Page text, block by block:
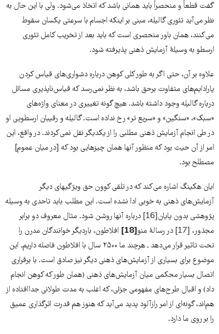
گفت قطعاً و منحصراً باید همانی باشد که اتخاذ می‌شود. ولی با این حال به
نظر می‌‌‌آید تئوری گالیله، مبنی بر اینکه اجسام با سرعتی یکسان سقوط
می‌‌‌کنند، همان باور منحصری است که باید بعد از تخریب کامل تئوری
ارسطو به وسیلۀ آزمایش ذهنی پذیرفته شود.
علاوه بر آن، حتی اگر به طور کلی کوهن درباره دشواری‌‌‌های قیاس کردن
پارادایم‌‌‌های متفاوت برحق باشد، به نظر نمی‌‌‌رسد که قیاس‌‌‌ناپذیری مسائل
درباره گالیله وجود داشته باشد. هیچ گونه تغییری در معنای واژه‌‌‌های
«سبک»، «سنگین» و «سریع تر» رخ نداده است. گالیله و رقیبان ارسطویی او
در طی انجام آزمایش ذهنی مطلبی را از یکدیگر نقل نمی‌کردند. در واقع، این
امر از آن حیث بود که منظور آنها همان چیزهایی بود که [در میان عموم]
مصطلح بود.
ایان هکینگ اشاره می‌‌‌کند که در تلقی کوون حق ویژگیهای دیگر
آزمایش‌‌‌های ذهنی به خوبی ادا نشده است. این مطلب باید تاحدی به وسیله
پژوهشی بدون پایان[16] درباره آنها روشن شود. مثال معروف دو برابر
مجذور، [17] در رسالۀ منو
[18]
افلاطون، باردیگر خوانندگان مدرن را
تحت تاثیر قرار می‌دهد ـ هرچند ما ۲۵۰۰ سال با افلاطون فاصله داریم. این
موضوع برای بسیاری از آزمایش‌‌‌های ذهنی دیگر نیز صادق است. با برقراری
اتصال بسیار محکمی میان آزمایش‌‌‌های ذهنی (همان طور که کوهن انجام
داد) و اقبال طرح‌‌‌های مفهومی جزئی، که اغلب به مدت طولانی جداافتاده از
هم‌‌‌اند، گونه‌‌‌ای از امر رازآلود پدید می‌‌‌آید که هنوز هم قدرت اثرگذاری عمیق
را بر روی ما دارد.